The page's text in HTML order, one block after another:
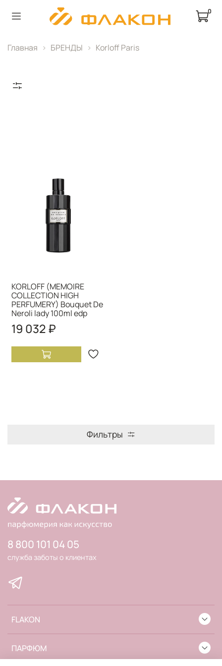
0
Главная БРЕНДЫ Korloff Paris
KORLOFF (MEMOIRE
COLLECTION HIGH
PERFUMERY) Bouquet De
Neroli lady 100ml edp
19 032 ₽
Фильтры
FLAKON
ПАРФЮМ
8 800 101 04 05
служба заботы о клиентах